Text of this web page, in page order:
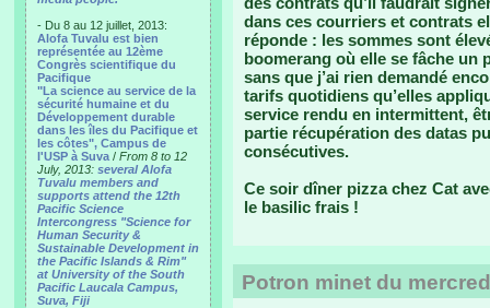
- Du 8 au 12 juillet, 2013:
Alofa Tuvalu est bien
représentée au 12ème
Congrès scientifique du
Pacifique
"La science au service de la
sécurité humaine et du
Développement durable
dans les îles du Pacifique et
les côtes", Campus de
l'USP à Suva / From 8 to 12
July, 2013: several Alofa
Tuvalu members and
supports attend the 12th
Pacific Science
Intercongress "Science for
Human Security &
Sustainable Development in
the Pacific Islands & Rim"
at University of the South
Pacific Laucala Campus,
Suva, Fiji
dans ces courriers et contrats
réponde : les sommes sont
boomerang où elle se fâche
sans que j’ai rien demandé
tarifs quotidiens qu’elles
service rendu en intermittent,
partie récupération des datas
consécutives.
Ce soir dîner pizza chez Cat
le basilic frais !
Potron minet du